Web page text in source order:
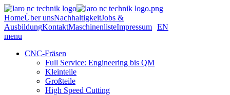
HomeÜber unsNachhaltigkeitJobs &
AusbildungKontaktMaschinenlisteImpressum EN
menu
CNC-Fräsen
Full Service: Engineering bis QM
Kleinteile
Großteile
High Speed Cutting